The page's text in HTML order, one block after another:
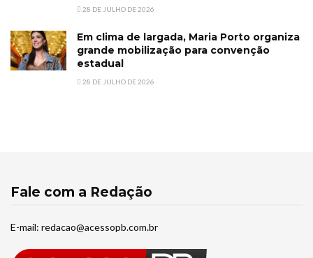
28 DE JULHO DE 2026
Em clima de largada, Maria Porto organiza
grande mobilização para convenção
estadual
28 DE JULHO DE 2026
Fale com a Redação
E-mail: redacao@acessopb.com.br